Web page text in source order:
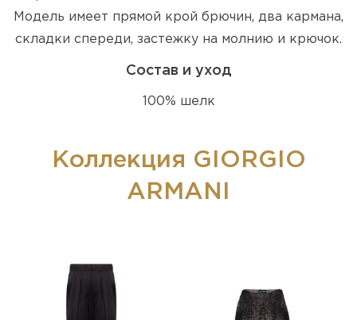
Модель имеет прямой крой брючин, два кармана,
складки спереди, застежку на молнию и крючок.
Состав и уход
100% шелк
Коллекция GIORGIO
ARMANI